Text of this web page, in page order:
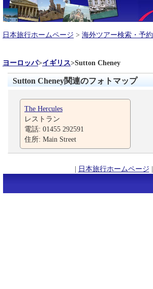
日本旅行ホームページ > 海外ツアー検索・予約
ヨーロッパ>イギリス>Sutton Cheney
Sutton Cheney関連のフォトマップ
The Hercules
レストラン
電話: 01455 292591
住所: Main Street
| 日本旅行ホームページ |